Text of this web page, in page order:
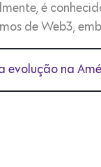
é
de Web3,
evolução na